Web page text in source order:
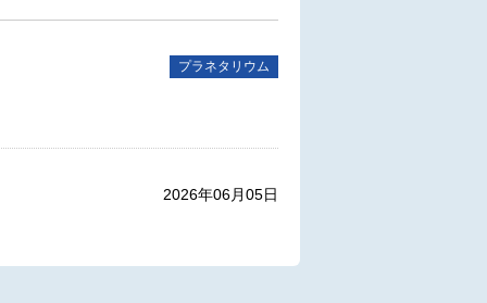
プラネタリウム
2026年06月05日